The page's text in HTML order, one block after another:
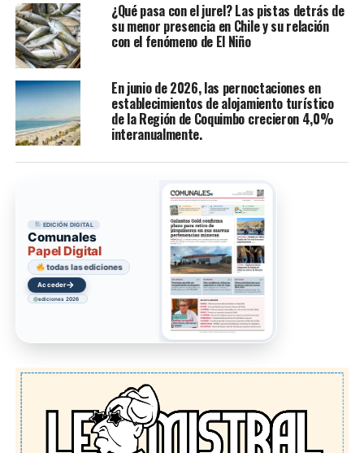
¿Qué pasa con el jurel? Las pistas detrás de
su menor presencia en Chile y su relación
con el fenómeno de El Niño
En junio de 2026, las pernoctaciones en
establecimientos de alojamiento turístico
de la Región de Coquimbo crecieron 4,0%
interanualmente.
EDICIÓN DIGITAL
Comunales
Papel Digital
todas las ediciones
Acceder→
ediciones 2026